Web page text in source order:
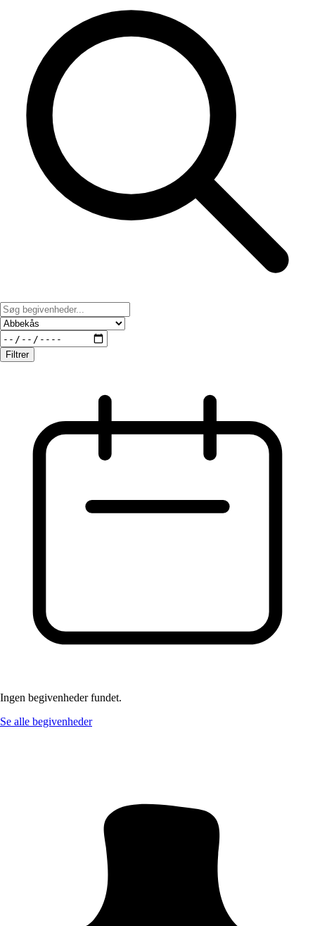
Filtrer
Ingen begivenheder fundet.
Se alle begivenheder